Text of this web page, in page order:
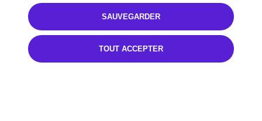
325,72 € TTC/mois
Après un premier loyer de 8 900 €
Jusqu’à 6 100€ de prime CEE
CERTINERGY remboursée selon conditions du décret applicable,
sous réserve d’éligibilité
TOUT ACCEPTER
SAUVEGARDER